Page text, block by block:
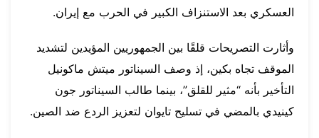
العسكري بعد الاستنزاف الكبير في الحرب مع إيران.
وأثارت التصريحات قلقًا بين الجمهوريين المؤيدين لتشديد
الموقف تجاه بكين، إذ وصف السيناتور ميتش ماكونيل
التأخير بأنه “مثير للقلق”، بينما طالب السيناتور جون
كينيدي بالمضي في تسليح تايوان لتعزيز الردع ضد الصين.